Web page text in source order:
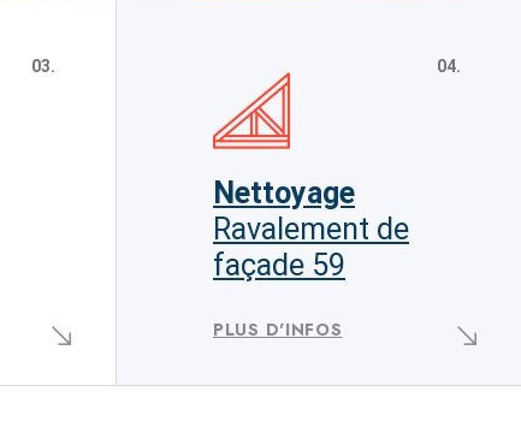
03. 04.
Nettoyage
Ravalement de
façade 59
PLUS D'INFOS